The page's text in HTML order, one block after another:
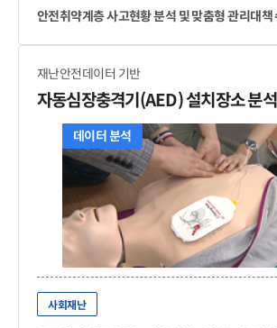
안전취약계층 사고현황 분석 및 맞춤형 관리대책
재난안전데이터 기반
자동심장충격기(AED) 설치장소 분석
데이터 분석
사회재난